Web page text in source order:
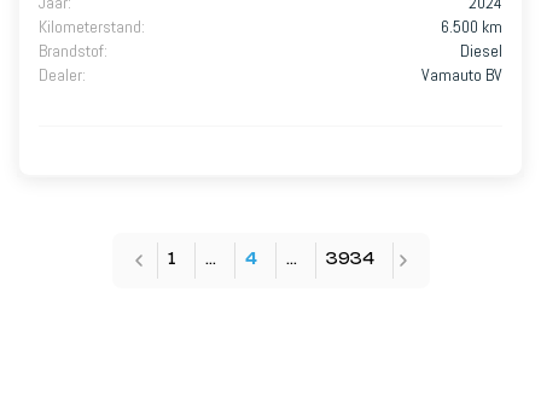
Kilometerstand:
6.500 km
Brandstof:
Diesel
Dealer: Vamauto BV
1 … 4 … 3934